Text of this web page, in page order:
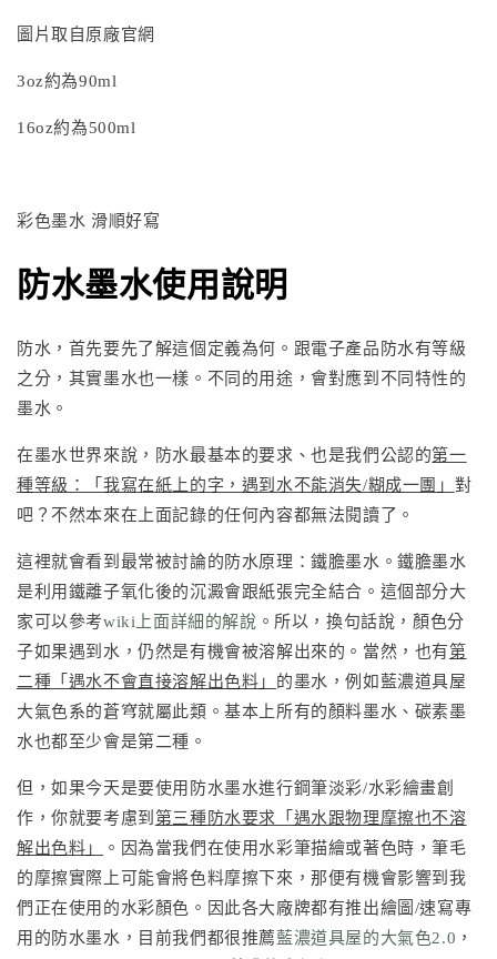
圖片取自原廠官網
3oz約為90ml
16oz約為500ml
彩色墨水 滑順好寫
防水墨水使用說明
防水，首先要先了解這個定義為何。跟電子產品防水有等級
之分，其實墨水也一樣。不同的用途，會對應到不同特性的
墨水。
在墨水世界來說，防水最基本的要求、也是我們公認的第一
種等級：「我寫在紙上的字，遇到水不能消失/糊成一團」 對
吧？不然本來在上面記錄的任何內容都無法閱讀了。
這裡就會看到最常被討論的防水原理：鐵膽墨水。鐵膽墨水
是利用鐵離子氧化後的沉澱會跟紙張完全結合。這個部分大
家可以參考wiki上面詳細的解說 。所以，換句話說，顏色分
子如果遇到水，仍然是有機會被溶解出來的。當然，也有第
二種「遇水不會直接溶解出色料」 的墨水，例如藍濃道具屋
大氣色系的蒼穹就屬此類。基本上所有的顏料墨水、碳素墨
水也都至少會是第二種。
但，如果今天是要使用防水墨水進行鋼筆淡彩/水彩繪畫創
作，你就要考慮到 第三種防水要求「遇水跟物理摩擦也不溶
解出色料」
。因為當我們在使用水彩筆描繪或著色時，筆毛
的摩擦實際上可能會將色料摩擦下來，那便有機會影響到我
們正在使用的水彩顏色。因此各大廠牌都有推出繪圖/速寫專
用的防水墨水，目前我們都很推薦藍濃道具屋的大氣色2.0 ，